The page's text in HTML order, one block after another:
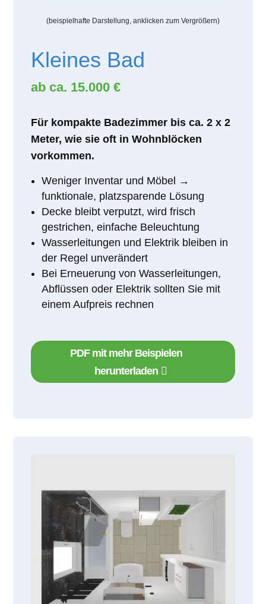
(beispielhafte Darstellung, anklicken zum Vergrößern)
Kleines Bad
ab ca. 15.000 €
Für kompakte Badezimmer bis ca. 2 x 2
Meter, wie sie oft in Wohnblöcken
vorkommen.
Weniger Inventar und Möbel →
funktionale, platzsparende Lösung
Decke bleibt verputzt, wird frisch
gestrichen, einfache Beleuchtung
Wasserleitungen und Elektrik bleiben in
der Regel unverändert
Bei Erneuerung von Wasserleitungen,
Abflüssen oder Elektrik sollten Sie mit
einem Aufpreis rechnen
PDF mit mehr Beispielen
herunterladen